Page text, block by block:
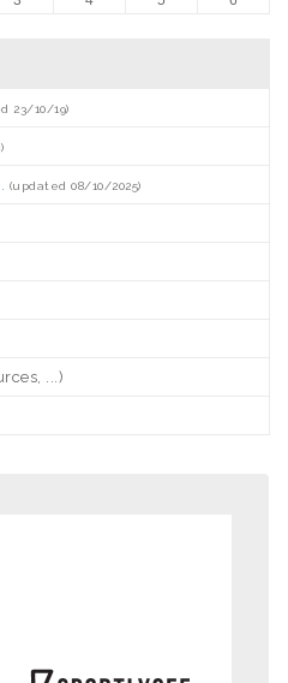
23/10/19)
(updated 08/10/2025)
...)